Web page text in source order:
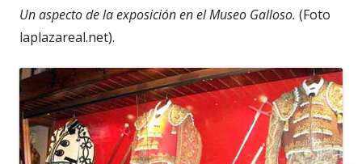
Un aspecto de la exposición en el Museo Galloso. (Foto
laplazareal.net).